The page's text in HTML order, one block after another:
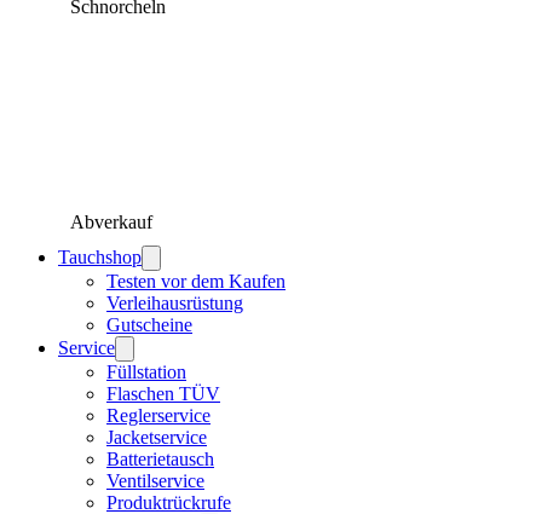
Schnorcheln
Abverkauf
Tauchshop
Testen vor dem Kaufen
Verleihausrüstung
Gutscheine
Service
Füllstation
Flaschen TÜV
Reglerservice
Jacketservice
Batterietausch
Ventilservice
Produktrückrufe